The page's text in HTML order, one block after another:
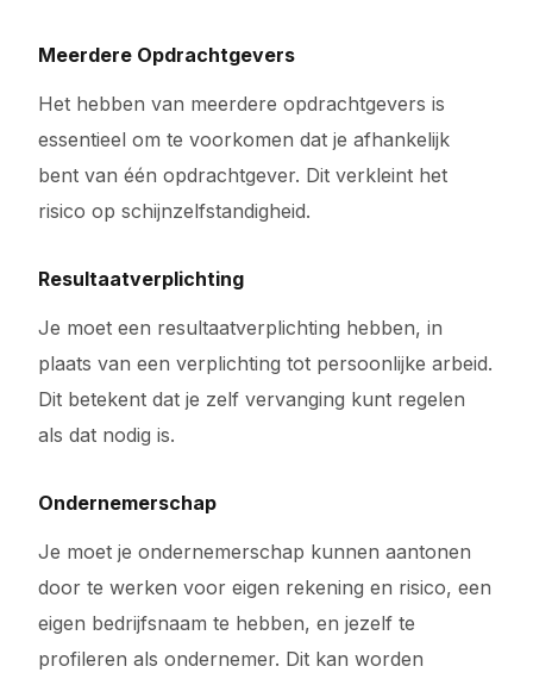
Meerdere Opdrachtgevers
Het hebben van meerdere opdrachtgevers is
essentieel om te voorkomen dat je afhankelijk
bent van één opdrachtgever. Dit verkleint het
risico op schijnzelfstandigheid.
Resultaatverplichting
Je moet een resultaatverplichting hebben, in
plaats van een verplichting tot persoonlijke arbeid.
Dit betekent dat je zelf vervanging kunt regelen
als dat nodig is.
Ondernemerschap
Je moet je ondernemerschap kunnen aantonen
door te werken voor eigen rekening en risico, een
eigen bedrijfsnaam te hebben, en jezelf te
profileren als ondernemer. Dit kan worden